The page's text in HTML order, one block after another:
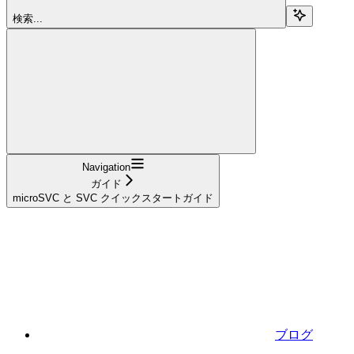
検索...
Navigation
ガイド
microSVC と SVC クイックスタートガイド
ブログ